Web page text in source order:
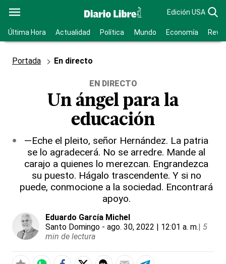
Edición USA
Última Hora Actualidad Política Mundo Economía
Portada En directo
EN DIRECTO
Un ángel para la
educación
—Eche el pleito, señor Hernández. La patria
se lo agradecerá. No se arredre. Mande al
carajo a quienes lo merezcan. Engrandezca
su puesto. Hágalo trascendente. Y si no
puede, conmocione a la sociedad. Encontrará
apoyo.
Eduardo García Michel
Santo Domingo - ago. 30, 2022 | 12:01 a. m.| 5
min de lectura